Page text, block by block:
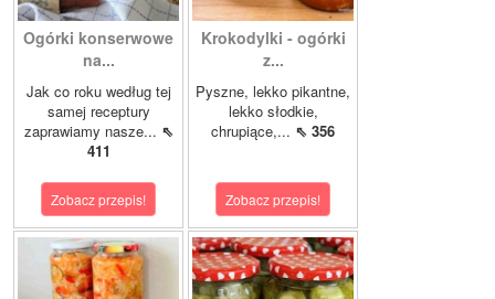
Ogórki konserwowe
na...
Jak co roku według tej
samej receptury
zaprawiamy nasze... ⇖
411
Zobacz przepis!
Krokodylki - ogórki
z...
Pyszne, lekko pikantne,
lekko słodkie,
chrupiące,... ⇖ 356
Zobacz przepis!